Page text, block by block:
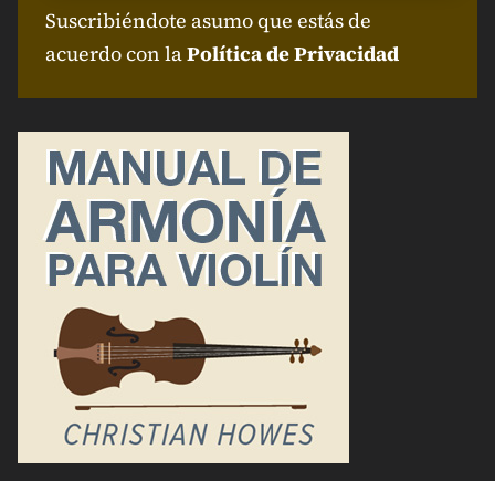
Suscribiéndote asumo que estás de
acuerdo con laPolítica de Privacidad